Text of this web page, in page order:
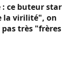
: ce buteur star
la virilité", on
très "frères